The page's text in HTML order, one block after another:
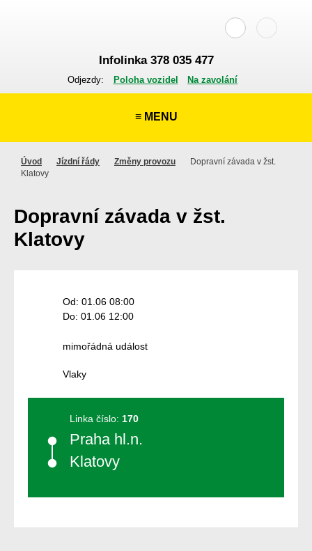
Infolinka 378 035 477
Odjezdy: Poloha vozidel Na zavolání
≡ MENU
Úvod Jízdní řády Změny provozu
Dopravní závada v žst.
Klatovy
Dopravní závada v žst.
Klatovy
Od: 01.06 08:00
Do: 01.06 12:00
mimořádná událost
Vlaky
Linka číslo: 170
Praha hl.n.
Klatovy